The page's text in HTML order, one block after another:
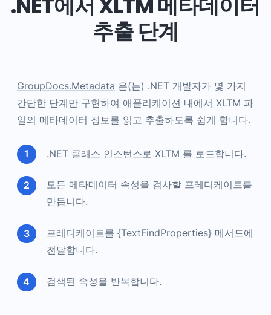
추출 단계
GroupDocs.Metadata 은(는) .NET 개발자가 몇 가지
간단한 단계만 구현하여 애플리케이션 내에서 XLTM 파
일의 메타데이터 정보를 읽고 추출하도록 쉽게 합니다.
.NET 클래스 인스턴스로 XLTM 를 로드합니다.
모든 메타데이터 속성을 검사할 프레디케이트를
만듭니다.
프레디케이트를 {TextFindProperties} 메서드에
전달합니다.
검색된 속성을 반복합니다.